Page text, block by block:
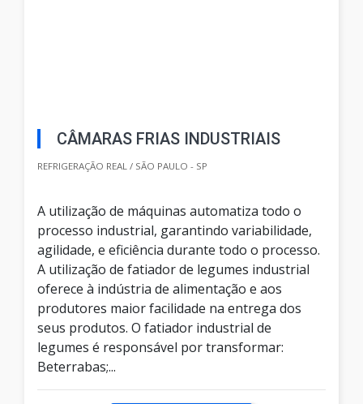
CÂMARAS FRIAS INDUSTRIAIS
REFRIGERAÇÃO REAL / SÃO PAULO - SP
A utilização de máquinas automatiza todo o
processo industrial, garantindo variabilidade,
agilidade, e eficiência durante todo o processo.
A utilização de fatiador de legumes industrial
oferece à indústria de alimentação e aos
produtores maior facilidade na entrega dos
seus produtos. O fatiador industrial de
legumes é responsável por transformar:
Beterrabas;...